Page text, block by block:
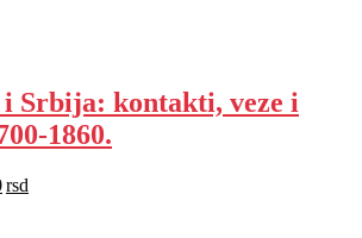
Srbija: kontakti, veze i
1860.
rsd